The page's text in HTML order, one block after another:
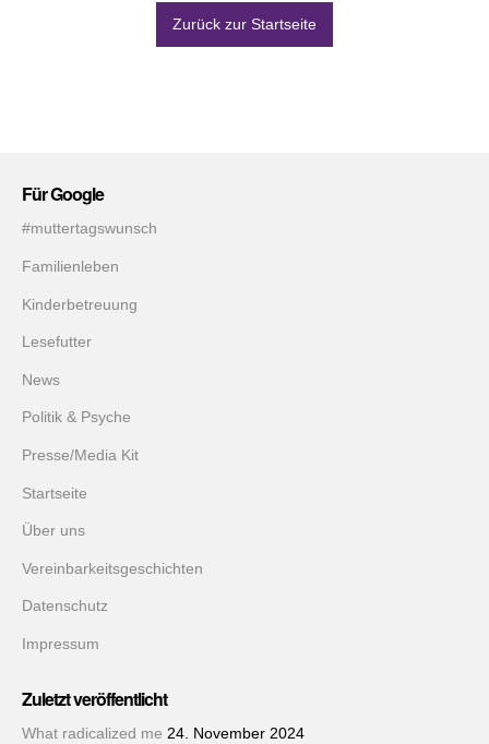
Zurück zur Startseite
Für Google
#muttertagswunsch
Familienleben
Kinderbetreuung
Lesefutter
News
Politik & Psyche
Presse/Media Kit
Startseite
Über uns
Vereinbarkeitsgeschichten
Datenschutz
Impressum
Zuletzt veröffentlicht
What radicalized me 24. November 2024